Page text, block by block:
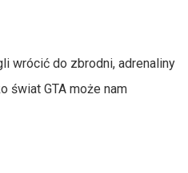
wrócić do zbrodni, adrenaliny
świat GTA może nam